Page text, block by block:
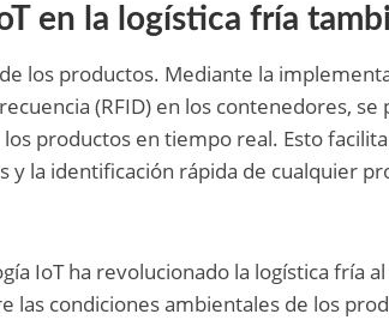
en la logística fría
los productos. Mediante la
(RFID) en los contenedores, se
productos en tiempo real. Esto
y la identificación rápida de cualquier
IoT ha revolucionado la logística fría
las condiciones ambientales de los